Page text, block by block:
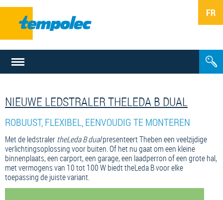
FR
NL
NIEUWE LEDSTRALER THELEDA B DUAL
ROBUUST, FLEXIBEL, EENVOUDIG TE MONTEREN
Met de ledstraler theLeda B dualpresenteert Theben een veelzijdige
verlichtingsoplossing voor buiten. Of het nu gaat om een kleine
binnenplaats, een carport, een garage, een laadperron of een grote hal,
met vermogens van 10 tot 100 W biedt theLeda B voor elke
toepassing de juiste variant.